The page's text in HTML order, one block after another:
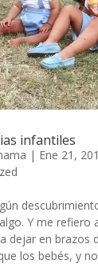
infantiles
| Ene 21,
Y me refiero
dejar en brazos
los bebés, y